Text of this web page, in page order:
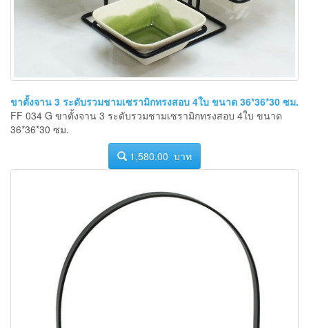
ขาตั้งจาน 3 ระดับรวมชามเซรามิกทรงสอบ 4ใบ ขนาด 36*36*30 ซม.
FF 034 G ขาตั้งจาน 3 ระดับรวมชามเซรามิกทรงสอบ 4ใบ ขนาด
36*36*30 ซม.
1,580.00 บาท